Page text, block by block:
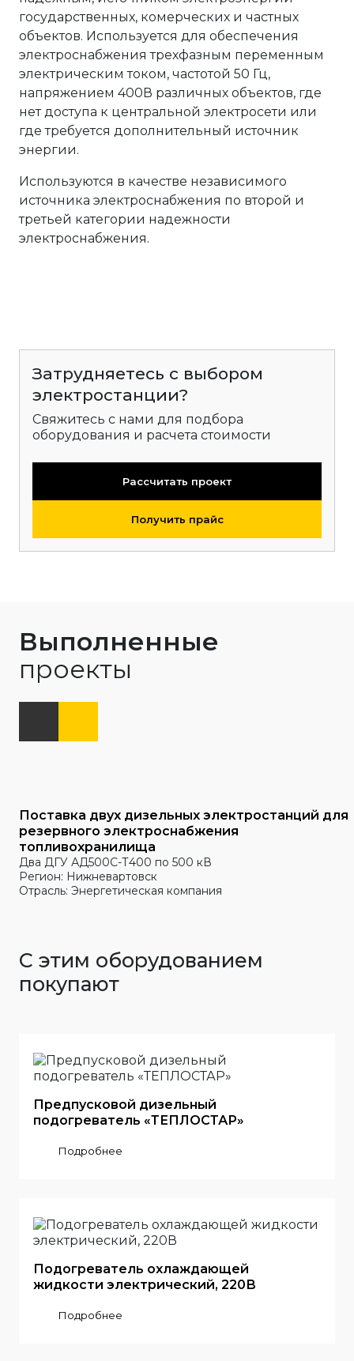
государственных, комерческих и частных
объектов. Используется для обеспечения
электроснабжения трехфазным переменным
электрическим током, частотой 50 Гц,
напряжением 400В различных объектов, где
нет доступа к центральной электросети или
где требуется дополнительный источник
энергии.
Используются в качестве независимого
источника электроснабжения по второй и
третьей категории надежности
электроснабжения.
Затрудняетесь с выбором
электростанции?
Свяжитесь с нами для подбора
оборудования и расчета стоимости
Рассчитать проект
Получить прайс
Выполненные
проекты
Поставка двух дизельных электростанций для
резервного электроснабжения
топливохранилища
Два ДГУ АД500С-Т400 по 500 кВ
Регион: Нижневартовск
Отрасль: Энергетическая компания
С этим оборудованием
покупают
Предпусковой дизельный
подогреватель «ТЕПЛОСТАР»
Подробнее
Подогреватель охлаждающей
жидкости электрический, 220В
Подробнее